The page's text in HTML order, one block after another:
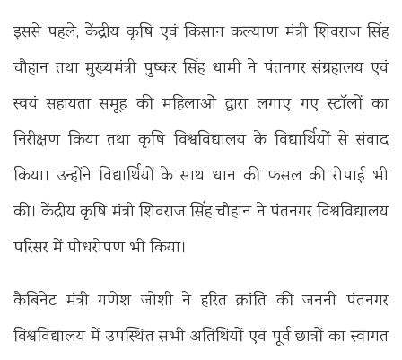
इससे पहले, केंद्रीय कृषि एवं किसान कल्याण मंत्री शिवराज सिंह
चौहान तथा मुख्यमंत्री पुष्कर सिंह धामी ने पंतनगर संग्रहालय एवं
स्वयं सहायता समूह की महिलाओं द्वारा लगाए गए स्टॉलों का
निरीक्षण किया तथा कृषि विश्वविद्यालय के विद्यार्थियों से संवाद
किया। उन्होंने विद्यार्थियों के साथ धान की फसल की रोपाई भी
की। केंद्रीय कृषि मंत्री शिवराज सिंह चौहान ने पंतनगर विश्वविद्यालय
परिसर में पौधरोपण भी किया।
कैबिनेट मंत्री गणेश जोशी ने हरित क्रांति की जननी पंतनगर
विश्वविद्यालय में उपस्थित सभी अतिथियों एवं पूर्व छात्रों का स्वागत